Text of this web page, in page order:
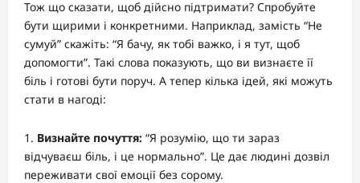
Тож що сказати, щоб дійсно підтримати? Спробуйте
бути щирими і конкретними. Наприклад, замість “Не
сумуй” скажіть: “Я бачу, як тобі важко, і я тут, щоб
допомогти”. Такі слова показують, що ви визнаєте її
біль і готові бути поруч. А тепер кілька ідей, які можуть
стати в нагоді:
Визнайте почуття: “Я розумію, що ти зараз
відчуваєш біль, і це нормально”. Це дає людині дозвіл
переживати свої емоції без сорому.